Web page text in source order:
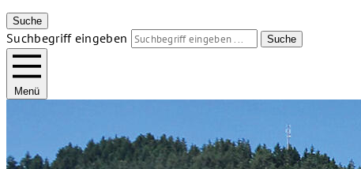
Suche
Suchbegriff eingeben Suche
Menü